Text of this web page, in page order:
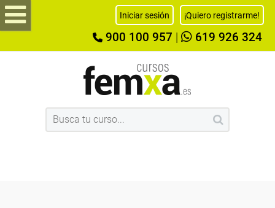
Iniciar sesión ¡Quiero registrarme!
900 100 957 619 926 324